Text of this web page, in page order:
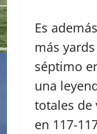
Es
más
séptimo
una
totales de
en 117-